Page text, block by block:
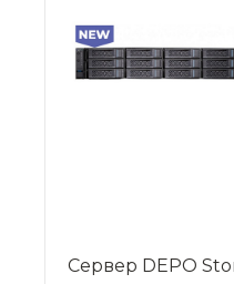
Сервер DEPO